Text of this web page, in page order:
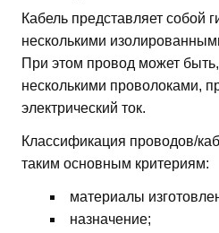
Кабель представляет собой
несколькими
При этом провод может быть,
несколькими проволоками,
электрический ток.
Классификация проводов/
таким основным критериям:
материалы
назначение;